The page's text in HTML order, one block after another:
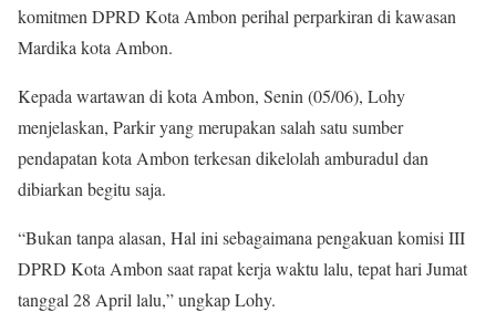
komitmen DPRD Kota Ambon perihal perparkiran di kawasan
Mardika kota Ambon.
Kepada wartawan di kota Ambon, Senin (05/06), Lohy
menjelaskan, Parkir yang merupakan salah satu sumber
pendapatan kota Ambon terkesan dikelolah amburadul dan
dibiarkan begitu saja.
“Bukan tanpa alasan, Hal ini sebagaimana pengakuan komisi III
DPRD Kota Ambon saat rapat kerja waktu lalu, tepat hari Jumat
tanggal 28 April lalu,” ungkap Lohy.